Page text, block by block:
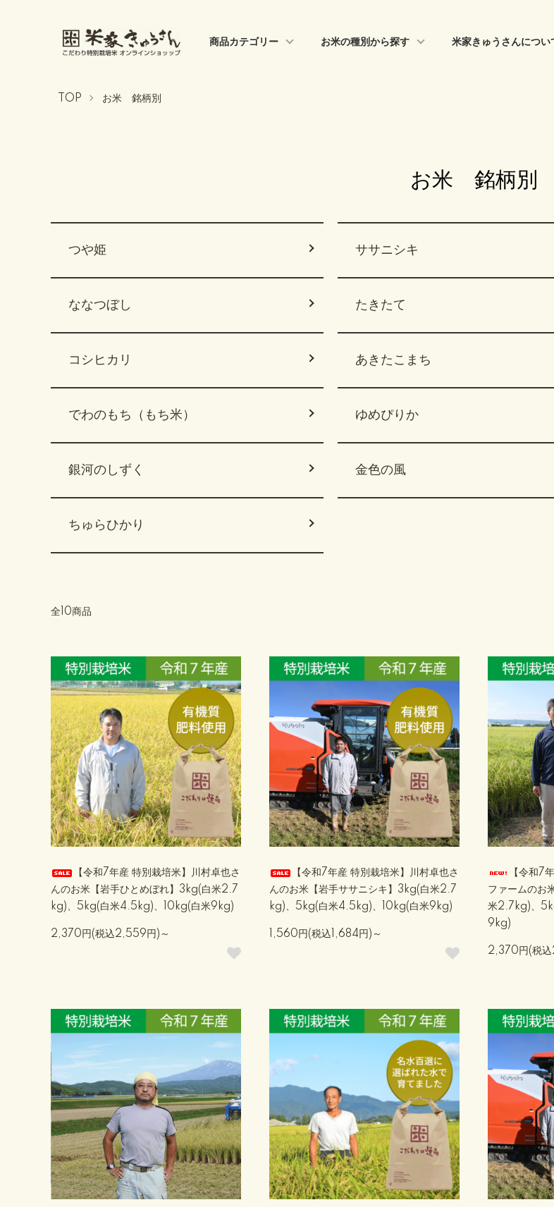
商品カテゴリー お米の種別から探す 米家きゅうさんについ
TOP お米 銘柄別
お米 銘柄別
つや姫 ササニシキ
ななつぼし たきたて
コシヒカリ あきたこまち
でわのもち（もち米） ゆめぴりか
銀河のしずく 金色の風
ちゅらひかり
全10商品
【令和7年産 特別栽培米】川村卓也さ
んのお米【岩手ひとめぼれ】3kg(白米2.7
kg)、5kg(白米4.5kg)、10kg(白米9kg)
2,370円(税込2,559円)～
【令和7年産 特別栽培米】川村卓也さ
んのお米【岩手ササニシキ】3kg(白米2.7
kg)、5kg(白米4.5kg)、10kg(白米9kg)
1,560円(税込1,684円)～
【令和7
ファームのお
米2.7kg)、
9kg)
2,370円(税